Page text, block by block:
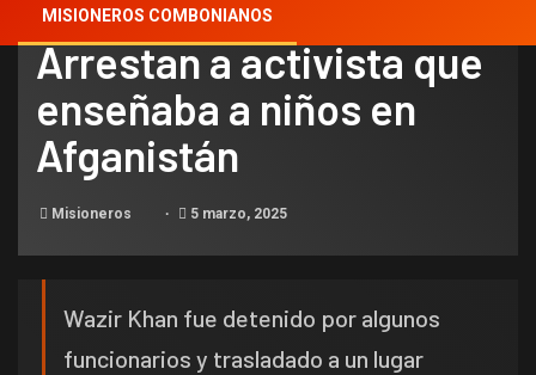
MISIONEROS COMBONIANOS
NOTICIAS
Arrestan a activista que
enseñaba a niños en
Afganistán
Misioneros 5 marzo, 2025
Wazir Khan fue detenido por algunos
funcionarios y trasladado a un lugar